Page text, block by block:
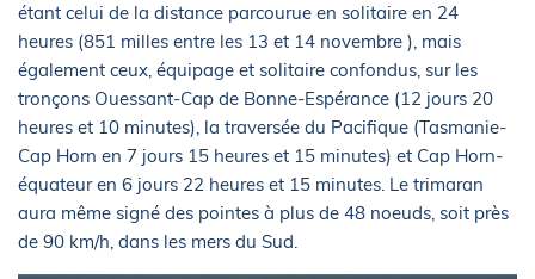
étant celui de la distance parcourue en solitaire en 24
heures (851 milles entre les 13 et 14 novembre ), mais
également ceux, équipage et solitaire confondus, sur les
tronçons Ouessant-Cap de Bonne-Espérance (12 jours 20
heures et 10 minutes), la traversée du Pacifique (Tasmanie-
Cap Horn en 7 jours 15 heures et 15 minutes) et Cap Horn-
équateur en 6 jours 22 heures et 15 minutes. Le trimaran
aura même signé des pointes à plus de 48 noeuds, soit près
de 90 km/h, dans les mers du Sud.